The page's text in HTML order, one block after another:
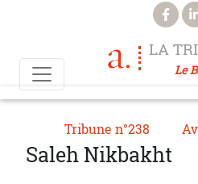
Aller au contenu principal
LA
Le
Tribune n°238
Saleh Nikbakht